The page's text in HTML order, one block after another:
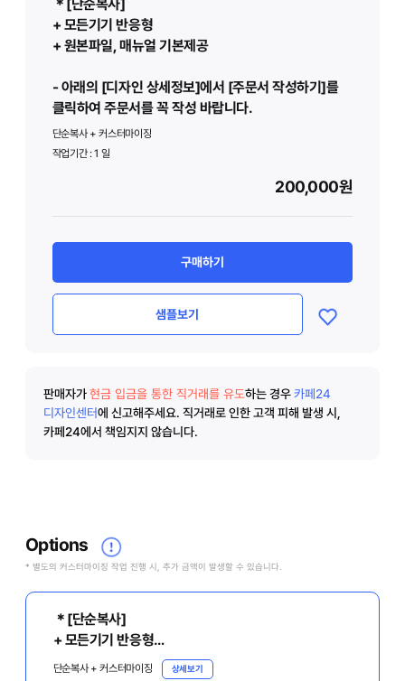
Options
* 별도의 커스터마이징 작업 진행 시, 추가 금액이 발생할 수 있습니다.
＊[단순복사]
+ 모든기기 반응형
+ 원본파일, 매뉴얼 기본제공
단순복사 + 커스터마이징 상세보기
＊[단순복사]
+ 모든기기 반응형
+ 원본파일, 매뉴얼 기본제공
- 아래의 [디자인 상세정보]에서 [주문서 작성하기]를
클릭하여 주문서를 꼭 작성 바랍니다.
단순복사 + 커스터마이징
작업기간 :1 일
200,000원
구매하기
샘플보기
판매자가현금 입금을 통한 직거래를 유도하는 경우카페24
디자인센터에 신고해주세요. 직거래로 인한 고객 피해 발생 시,
카페24에서 책임지지 않습니다.